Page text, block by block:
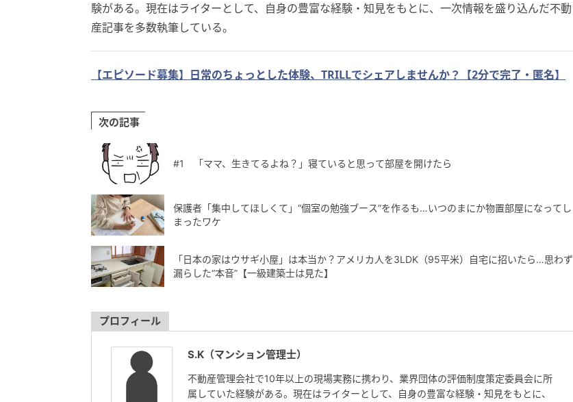
験がある。現在はライターとして、自身の豊富な経験・知見をもとに、一次情報を盛り込んだ不動
産記事を多数執筆している。
【エピソード募集】日常のちょっとした体験、TRILLでシェアしませんか？【2分で完了・匿名】
次の記事
#1 「ママ、生きてるよね？」寝ていると思って部屋を開けたら
保護者「集中してほしくて」“個室の勉強ブース”を作るも…いつのまにか物置部屋になってし
まったワケ
「日本の家はウサギ小屋」は本当か？アメリカ人を3LDK（95平米）自宅に招いたら…思わず
漏らした“本音”【一級建築士は見た】
プロフィール
S.K（マンション管理士）
不動産管理会社で10年以上の現場実務に携わり、業界団体の評価制度策定委員会に所
属していた経験がある。現在はライターとして、自身の豊富な経験・知見をもとに、